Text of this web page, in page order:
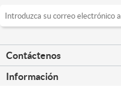
Contáctenos
Información